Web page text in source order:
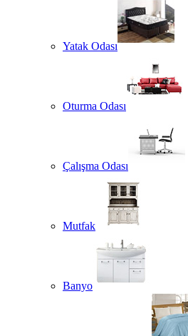
Yatak Odası
Oturma Odası
Çalışma Odası
Mutfak
Banyo